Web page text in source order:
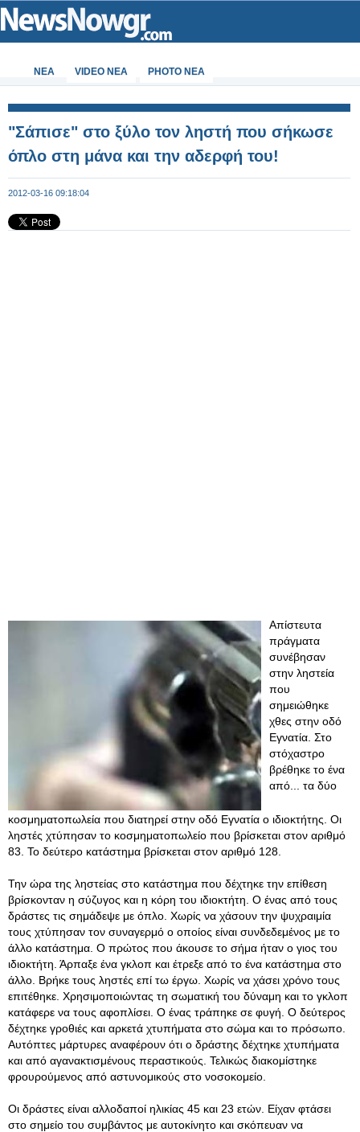
ΝΕΑ VIDEO NEA PHOTO NEA
"Σάπισε" στο ξύλο τον ληστή που σήκωσε
όπλο στη μάνα και την αδερφή του!
2012-03-16 09:18:04
Απίστευτα
πράγματα
συνέβησαν
στην ληστεία
που
σημειώθηκε
χθες στην οδό
Εγνατία. Στο
στόχαστρο
βρέθηκε το ένα
από... τα δύο
κοσμηματοπωλεία που διατηρεί στην οδό Εγνατία ο ιδιοκτήτης. Οι
ληστές χτύπησαν το κοσμηματοπωλείο που βρίσκεται στον αριθμό
83. Το δεύτερο κατάστημα βρίσκεται στον αριθμό 128.
Την ώρα της ληστείας στο κατάστημα που δέχτηκε την επίθεση
βρίσκονταν η σύζυγος και η κόρη του ιδιοκτήτη. Ο ένας από τους
δράστες τις σημάδεψε με όπλο. Χωρίς να χάσουν την ψυχραιμία
τους χτύπησαν τον συναγερμό ο οποίος είναι συνδεδεμένος με το
άλλο κατάστημα. Ο πρώτος που άκουσε το σήμα ήταν ο γιος του
ιδιοκτήτη. Άρπαξε ένα γκλοπ και έτρεξε από το ένα κατάστημα στο
άλλο. Βρήκε τους ληστές επί τω έργω. Χωρίς να χάσει χρόνο τους
επιτέθηκε. Χρησιμοποιώντας τη σωματική του δύναμη και το γκλοπ
κατάφερε να τους αφοπλίσει. Ο ένας τράπηκε σε φυγή. Ο δεύτερος
δέχτηκε γροθιές και αρκετά χτυπήματα στο σώμα και το πρόσωπο.
Αυτόπτες μάρτυρες αναφέρουν ότι ο δράστης δέχτηκε χτυπήματα
και από αγανακτισμένους περαστικούς. Τελικώς διακομίστηκε
φρουρούμενος από αστυνομικούς στο νοσοκομείο.
Οι δράστες είναι αλλοδαποί ηλικίας 45 και 23 ετών. Είχαν φτάσει
στο σημείο του συμβάντος με αυτοκίνητο και σκόπευαν να